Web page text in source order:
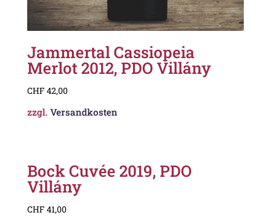
Jammertal Cassiopeia
Merlot 2012, PDO Villány
CHF 42,00
zzgl. Versandkosten
Bock Cuvée 2019, PDO
Villány
CHF 41,00